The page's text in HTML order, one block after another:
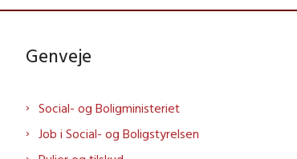
Genveje
Social- og Boligministeriet
Job i Social- og Boligstyrelsen